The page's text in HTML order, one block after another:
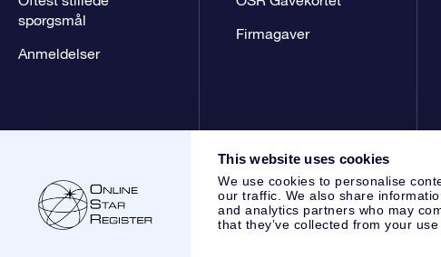
This website uses cookies
We use cookies to personalise
our traffic. We also share
and analytics partners who may
that they’ve collected from your
spørgsmål
Anmeldelser
Firmagaver